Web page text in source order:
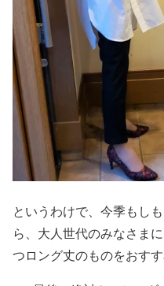
というわけで、今季もし
ら、大人世代のみなさま
つロング丈のものをおすす